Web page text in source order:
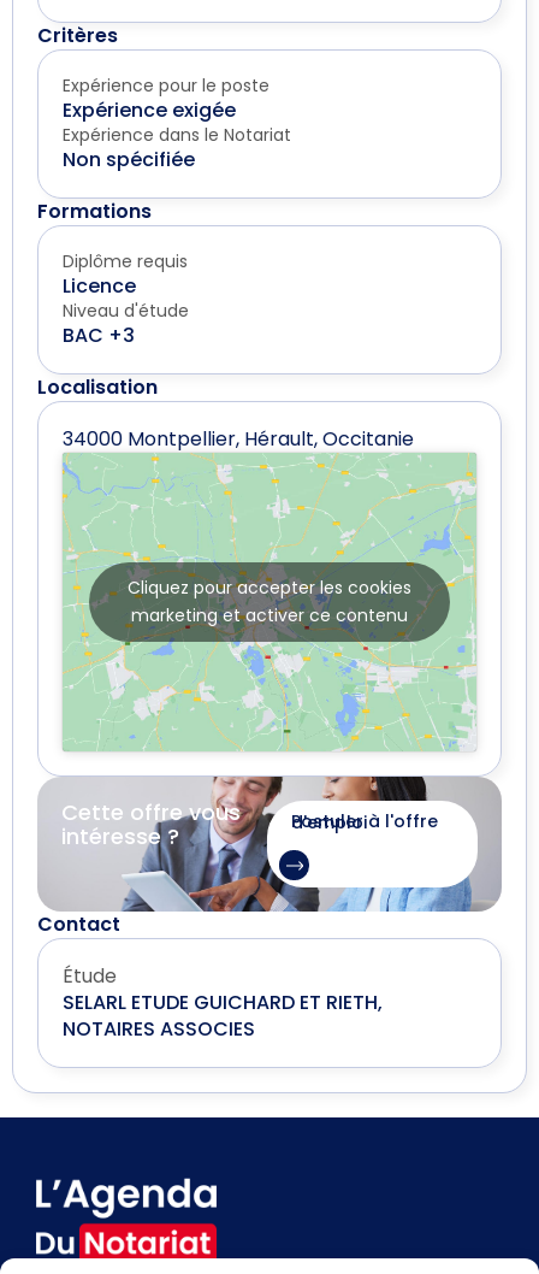
Critères
Expérience pour le poste
Expérience exigée
Expérience dans le Notariat
Non spécifiée
Formations
Diplôme requis
Licence
Niveau d'étude
BAC +3
Localisation
34000 Montpellier, Hérault, Occitanie
Cliquez pour accepter les cookies
marketing et activer ce contenu
Cette offre vous
intéresse ?
Postuler à l'offre d'emploi
Contact
Étude
SELARL ETUDE GUICHARD ET RIETH,
NOTAIRES ASSOCIES